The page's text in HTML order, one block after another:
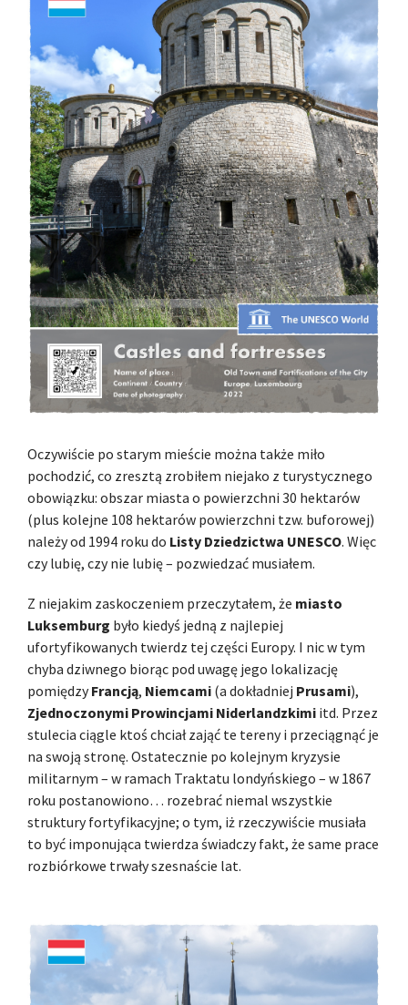
Oczywiście po starym mieście można także miło
pochodzić, co zresztą zrobiłem niejako z turystycznego
obowiązku: obszar miasta o powierzchni 30 hektarów
(plus kolejne 108 hektarów powierzchni tzw. buforowej)
należy od 1994 roku do Listy Dziedzictwa UNESCO. Więc
czy lubię, czy nie lubię – pozwiedzać musiałem.
Z niejakim zaskoczeniem przeczytałem, że miasto
Luksemburg było kiedyś jedną z najlepiej
ufortyfikowanych twierdz tej części Europy. I nic w tym
chyba dziwnego biorąc pod uwagę jego lokalizację
pomiędzyFrancją, Niemcami (a dokładniej Prusami),
Zjednoczonymi Prowincjami Niderlandzkimi itd. Przez
stulecia ciągle ktoś chciał zająć te tereny i przeciągnąć je
na swoją stronę. Ostatecznie po kolejnym kryzysie
militarnym – w ramach Traktatu londyńskiego – w 1867
roku postanowiono… rozebrać niemal wszystkie
struktury fortyfikacyjne; o tym, iż rzeczywiście musiała
to być imponująca twierdza świadczy fakt, że same prace
rozbiórkowe trwały szesnaście lat.